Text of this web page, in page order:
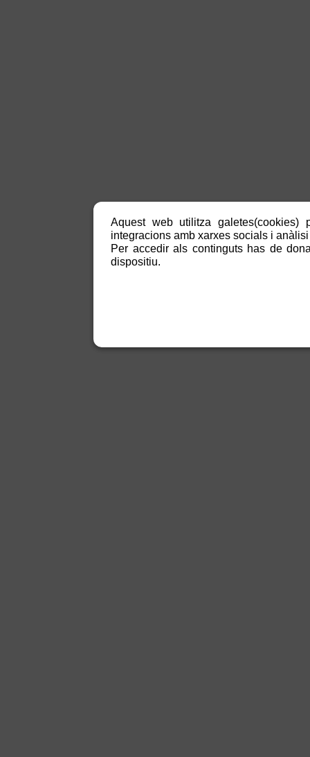
Aquest web utilitza
integracions amb xarxes socials i
Per accedir als continguts has de
dispositiu.